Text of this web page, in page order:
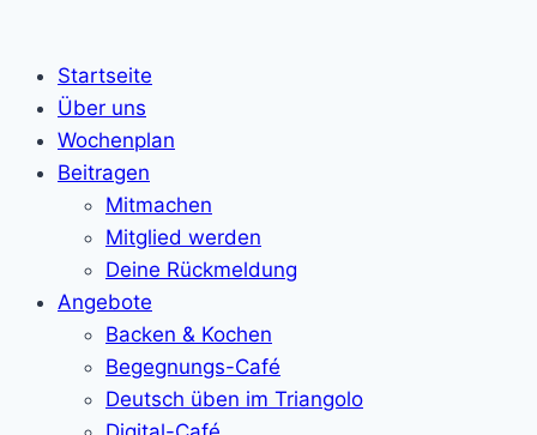
Startseite
Über uns
Wochenplan
Beitragen
Mitmachen
Mitglied werden
Deine Rückmeldung
Angebote
Backen & Kochen
Begegnungs-Café
Deutsch üben im Triangolo